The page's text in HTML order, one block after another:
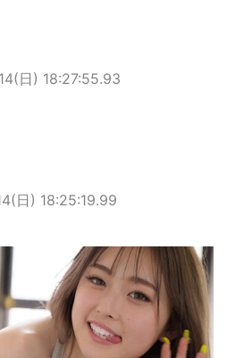
日) 18:27:55.93
日) 18:25:19.99